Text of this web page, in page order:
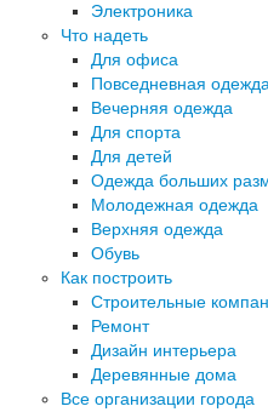
Электроника
Что надеть
Для офиса
Повседневная одежда
Вечерняя одежда
Для спорта
Для детей
Одежда больших
Молодежная одежда
Верхняя одежда
Обувь
Как построить
Строительные
Ремонт
Дизайн интерьера
Деревянные дома
Все организации города